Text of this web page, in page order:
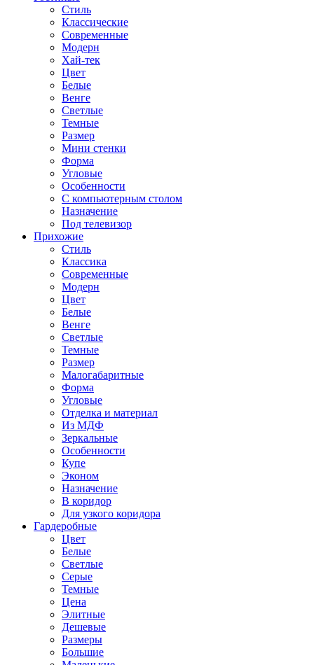
Стиль
Классические
Современные
Модерн
Хай-тек
Цвет
Белые
Венге
Светлые
Темные
Размер
Мини стенки
Форма
Угловые
Особенности
С компьютерным столом
Назначение
Под телевизор
Прихожие
Стиль
Классика
Современные
Модерн
Цвет
Белые
Венге
Светлые
Темные
Размер
Малогабаритные
Форма
Угловые
Отделка и материал
Из МДФ
Зеркальные
Особенности
Купе
Эконом
Назначение
В коридор
Для узкого коридора
Гардеробные
Цвет
Белые
Светлые
Серые
Темные
Цена
Элитные
Дешевые
Размеры
Большие